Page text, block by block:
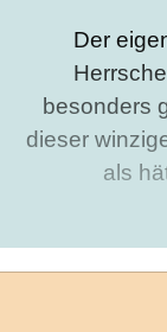
Der
besonders
dieser
als